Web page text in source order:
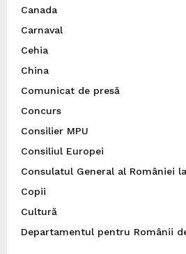
Canada
Carnaval
Cehia
China
Comunicat de presă
Concurs
Consilier MPU
Consiliul Europei
Consulatul General al României
Copii
Cultură
Departamentul pentru Românii